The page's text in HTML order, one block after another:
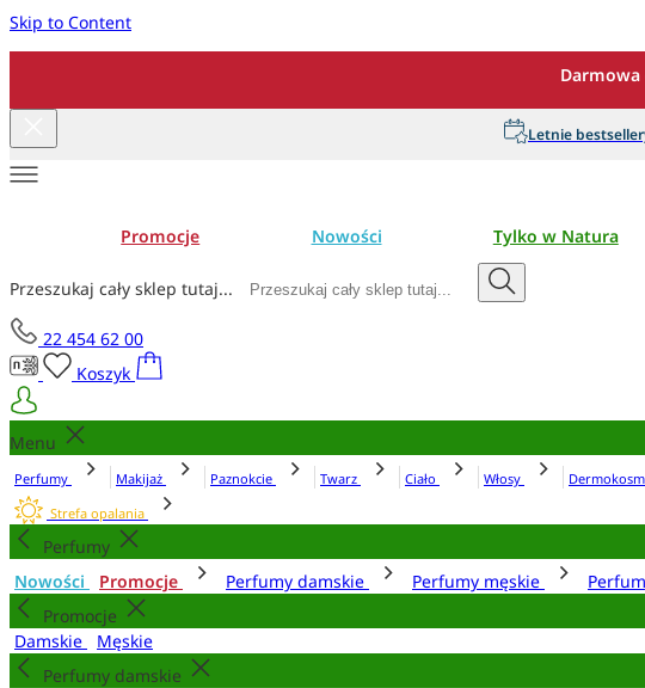
Skip to Content
Darmowa
Letnie
Promocje Nowości Tylko w Natura
Przeszukaj cały sklep tutaj...
22 454 62 00
Koszyk
Menu
Perfumy Makijaż Paznokcie Twarz Ciało Włosy
Strefa opalania
Perfumy
Nowości
Promocje Perfumy damskie Perfumy męskie
Promocje
Damskie
Męskie
Perfumy damskie